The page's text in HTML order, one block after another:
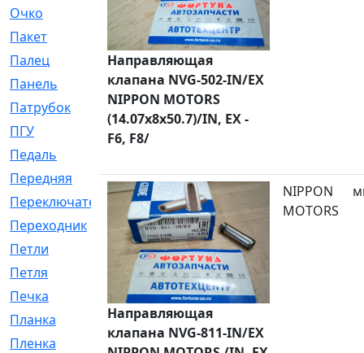
Очко
[24]
Пакет
[1]
Палец
[4]
Панель
[61]
Патрубок
[248]
ПГУ
Педаль
Передняя
[22]
Переключатель
[36]
Переходник
[4]
Петли
[23]
Петля
[3]
Печка
[3]
Планка
[21]
Пленка
[1]
Направляющая
клапана NVG-502-IN/EX
NIPPON MOTORS
(14.07x8x50.7)/IN, EX -
F6, F8/
Направляющая
клапана NVG-811-IN/EX
NIPPON
MOTORS